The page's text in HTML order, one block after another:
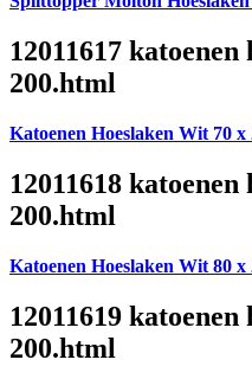
12011617
200.html
Katoenen Hoeslaken Wit 70 x
12011618
200.html
Katoenen Hoeslaken Wit 80 x
12011619
200.html